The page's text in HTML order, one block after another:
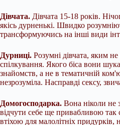
Дівчата. Дівчата 15-18 років.
якісь дурненькі. Швидко
трансформуючись на інші види
Дурниці. Розумні дівчата, яким
спілкування. Якого біса вони
знайомств, а не в тематичній
незрозуміла. Насправді сексу,
Домогосподарка. Вона ніколи не
відчути себе ще привабливою так
втіхою для малолітніх